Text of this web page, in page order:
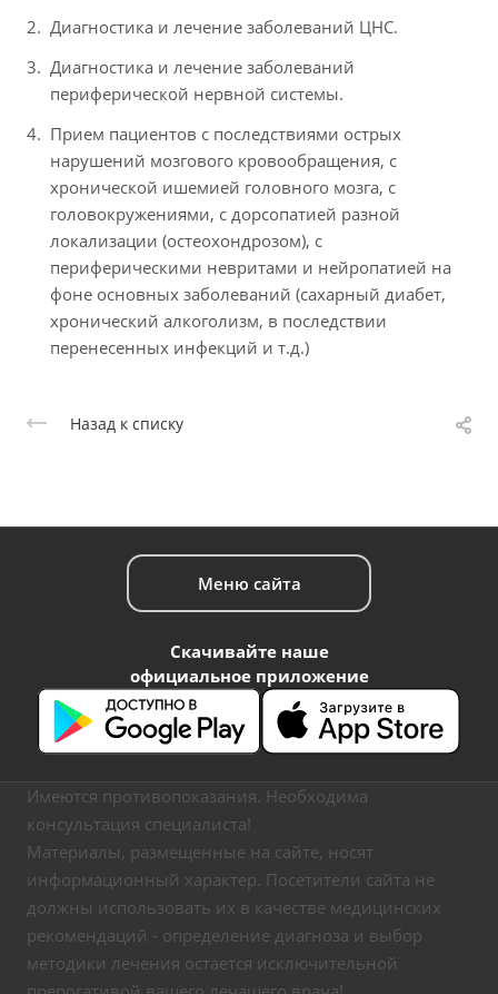
Диагностика и лечение заболеваний ЦНС.
Диагностика и лечение заболеваний
периферической нервной системы.
Прием пациентов с последствиями острых
нарушений мозгового кровообращения, с
хронической ишемией головного мозга, с
головокружениями, с дорсопатией разной
локализации (остеохондрозом), с
периферическими невритами и нейропатией на
фоне основных заболеваний (сахарный диабет,
хронический алкоголизм, в последствии
перенесенных инфекций и т.д.)
Назад к списку
Меню сайта
Скачивайте наше
официальное приложение
Имеются противопоказания. Необходима
консультация специалиста!
Материалы, размещенные на сайте, носят
информационный характер. Посетители сайта не
должны использовать их в качестве медицинских
рекомендаций - определение диагноза и выбор
методики лечения остается исключительной